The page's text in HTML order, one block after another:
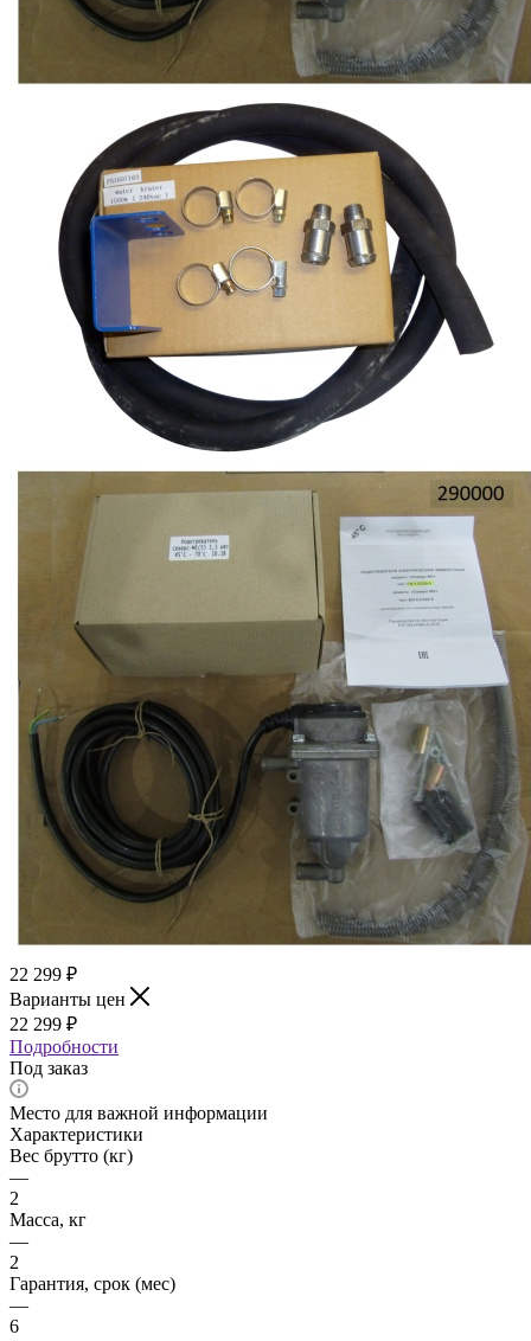
22 299 ₽
Варианты цен
22 299 ₽
Подробности
Под заказ
Место для важной информации
Характеристики
Вес брутто (кг)
—
2
Масса, кг
—
2
Гарантия, срок (мес)
—
6